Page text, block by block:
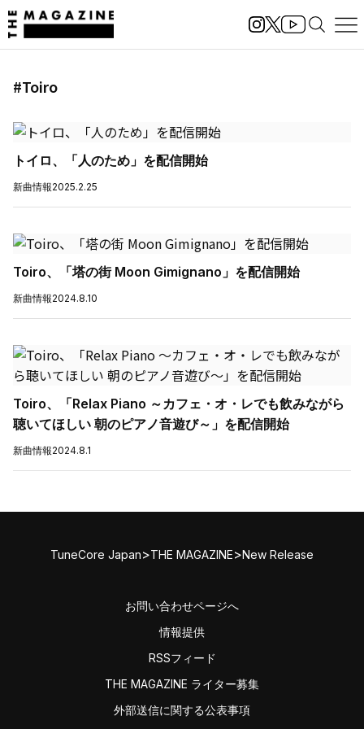
#Toiro
トイロ、「人のため」を配信開始
新曲情報2025.2.25
Toiro、「塔の街 Moon Gimignano」を配信開始
新曲情報2024.8.10
Toiro、「Relax Piano ～カフェ・オ・レでも飲みながら
聴いてほしい 朝のピアノ音遊び～」を配信開始
新曲情報2024.8.1
TuneCore Japan>THE MAGAZINE>New Release
お問い合わせページへ
情報提供
RSSフィード
THE MAGAZINE ライター募集
外部送信に関する公表事項